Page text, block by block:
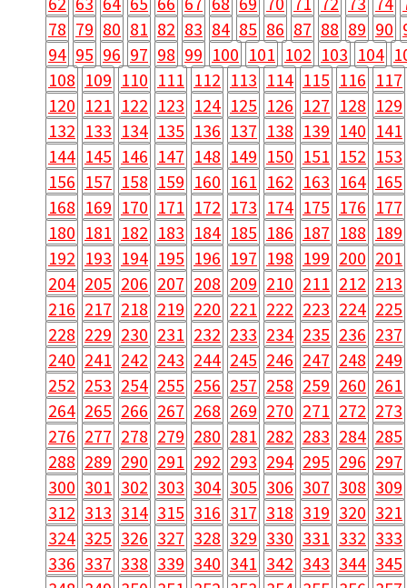
78 79 80 81 82 83 84 85 86 87 88 89 90
94 95 96 97 98 99 100 101 102 103 104
108 109 110 111 112 113 114 115 116 117
120 121 122 123 124 125 126 127 128 129
132 133 134 135 136 137 138 139 140 141
144 145 146 147 148 149 150 151 152 153
156 157 158 159 160 161 162 163 164 165
168 169 170 171 172 173 174 175 176 177
180 181 182 183 184 185 186 187 188 189
192 193 194 195 196 197 198 199 200 201
204 205 206 207 208 209 210 211 212 213
216 217 218 219 220 221 222 223 224 225
228 229 230 231 232 233 234 235 236 237
240 241 242 243 244 245 246 247 248 249
252 253 254 255 256 257 258 259 260 261
264 265 266 267 268 269 270 271 272 273
276 277 278 279 280 281 282 283 284 285
288 289 290 291 292 293 294 295 296 297
300 301 302 303 304 305 306 307 308 309
312 313 314 315 316 317 318 319 320 321
324 325 326 327 328 329 330 331 332 333
336 337 338 339 340 341 342 343 344 345